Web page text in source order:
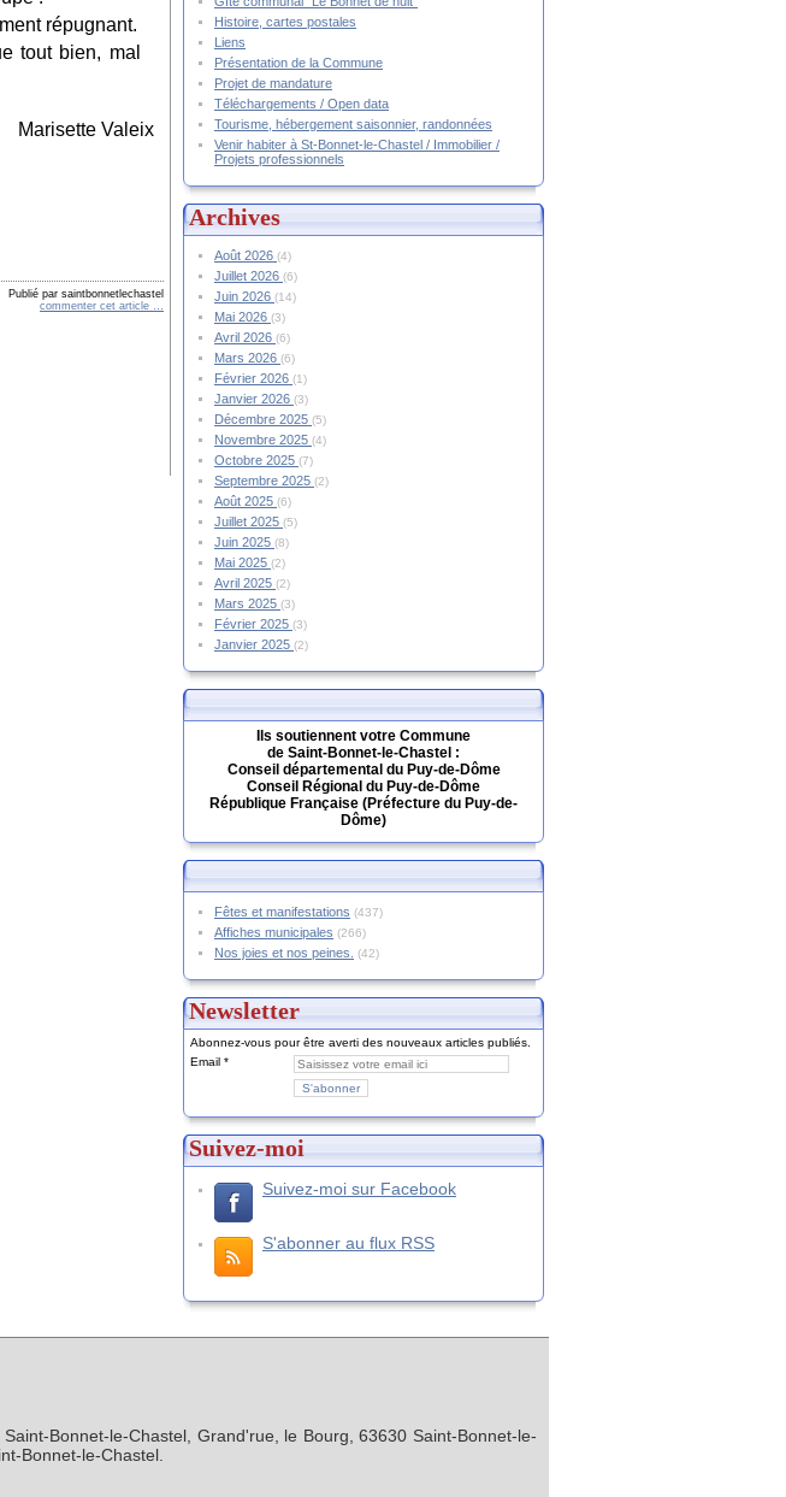
répugnant.
tout bien, mal
Marisette Valeix
Publié par saintbonnetlechastel
commenter cet article …
Histoire, cartes postales
Liens
Présentation de la Commune
Projet de mandature
Téléchargements / Open data
Tourisme, hébergement saisonnier, randonnées
Venir habiter à St-Bonnet-le-Chastel / Immobilier /
Projets professionnels
Archives
Août 2026 (4)
Juillet 2026 (6)
Juin 2026 (14)
Mai 2026 (3)
Avril 2026 (6)
Mars 2026 (6)
Février 2026 (1)
Janvier 2026 (3)
Décembre 2025 (5)
Novembre 2025 (4)
Octobre 2025 (7)
Septembre 2025 (2)
Août 2025 (6)
Juillet 2025 (5)
Juin 2025 (8)
Mai 2025 (2)
Avril 2025 (2)
Mars 2025 (3)
Février 2025 (3)
Janvier 2025 (2)
Ils soutiennent votre Commune
de Saint-Bonnet-le-Chastel :
Conseil départemental du Puy-de-Dôme
Conseil Régional du Puy-de-Dôme
République Française (Préfecture du Puy-de-
Dôme)
Fêtes et manifestations (437)
Affiches municipales (266)
Nos joies et nos peines. (42)
Newsletter
Abonnez-vous pour être averti des nouveaux articles publiés.
Email
Suivez-moi
Suivez-moi sur Facebook
S'abonner au flux RSS
Bonnet-le-Chastel, Grand'rue, le Bourg, 63630 Saint-Bonnet-le-
Bonnet-le-Chastel.